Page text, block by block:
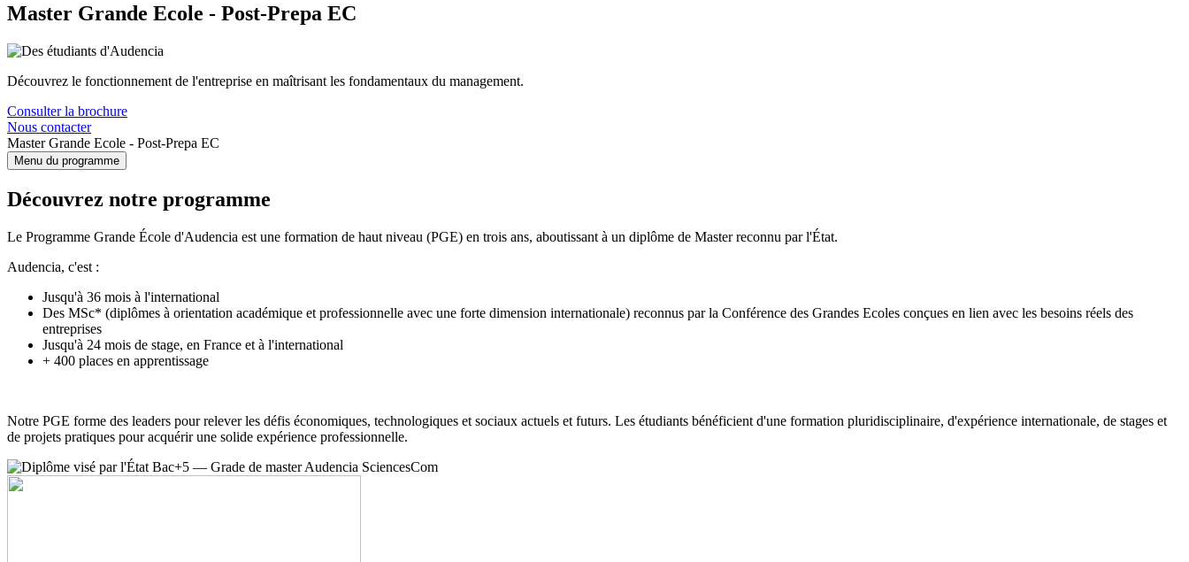
Master Grande Ecole - Post-Prepa EC
Découvrez le fonctionnement de l'entreprise en maîtrisant les fondamentaux du management.
Consulter la brochure
Nous contacter
Master Grande Ecole - Post-Prepa EC
Menu du programme
Découvrez notre programme
Le Programme Grande École d'Audencia est une formation de haut niveau (PGE) en trois ans, aboutissant à un diplôme de Master reconnu par l'État.
Audencia, c'est :
Jusqu'à 36 mois à l'international
Des MSc* (diplômes à orientation académique et professionnelle avec une forte dimension internationale) reconnus par la Conférence des Grandes Ecoles conçues en lien avec les besoins réels des
entreprises
Jusqu'à 24 mois de stage, en France et à l'international
+ 400 places en apprentissage
Notre PGE forme des leaders pour relever les défis économiques, technologiques et sociaux actuels et futurs. Les étudiants bénéficient d'une formation pluridisciplinaire, d'expérience internationale, de stages et
de projets pratiques pour acquérir une solide expérience professionnelle.